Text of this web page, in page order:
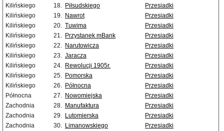
Kilińskiego
18. Piłsudskiego
Przesiadki
Kilińskiego
19. Nawrot
Przesiadki
Kilińskiego
20. Tuwima
Przesiadki
Kilińskiego
21. Przystanek mBank
Przesiadki
Kilińskiego
22. Narutowicza
Przesiadki
Kilińskiego
23. Jaracza
Przesiadki
Kilińskiego
24. Rewolucji 1905r.
Przesiadki
Kilińskiego
25. Pomorska
Przesiadki
Kilińskiego
26. Północna
Przesiadki
Północna
27. Nowomiejska
Przesiadki
Zachodnia
28. Manufaktura
Przesiadki
Zachodnia
29. Lutomierska
Przesiadki
Zachodnia
30. Limanowskiego
Przesiadki